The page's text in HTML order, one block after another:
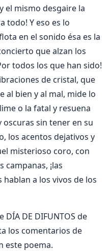
el mismo desgaire la
todo! Y eso es lo
en el sonido ésa es la
que alzan los
todos los que han sido!
de cristal, que
al bien y al mal, mide lo
o la fatal y resuena
oscuras sin tener en su
los acentos dejativos y
misterioso coro, con
campanas, ¡las
a los vivos de los
DE DIFUNTOS de
los comentarios de
este poema.